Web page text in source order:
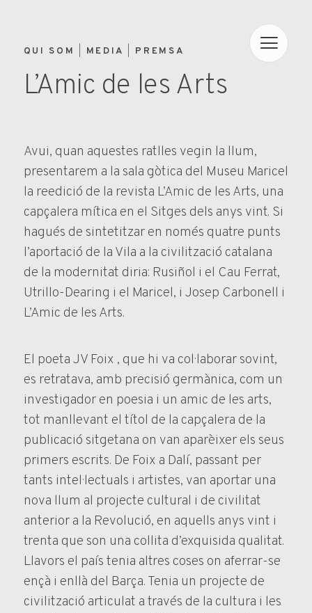
QUI SOM MEDIA PREMSA
L’Amic de les Arts
Avui, quan aquestes ratlles vegin la llum,
presentarem a la sala gòtica del Museu Maricel
la reedició de la revista L’Amic de les Arts, una
capçalera mítica en el Sitges dels anys vint. Si
hagués de sintetitzar en només quatre punts
l’aportació de la Vila a la civilització catalana
de la modernitat diria: Rusiñol i el Cau Ferrat,
Utrillo-Dearing i el Maricel, i Josep Carbonell i
L’Amic de les Arts.
El poeta JV Foix , que hi va col·laborar sovint,
es retratava, amb precisió germànica, com un
investigador en poesia i un amic de les arts,
tot manllevant el títol de la capçalera de la
publicació sitgetana on van aparèixer els seus
primers escrits. De Foix a Dalí, passant per
tants intel·lectuals i artistes, van aportar una
nova llum al projecte cultural i de civilitat
anterior a la Revolució, en aquells anys vint i
trenta que son una collita d’exquisida qualitat.
Llavors el país tenia altres coses on aferrar-se
ençà i enllà del Barça. Tenia un projecte de
civilització articulat a través de la cultura i les